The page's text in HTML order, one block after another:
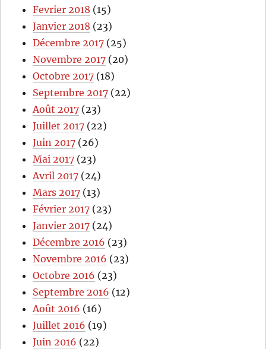
Fevrier 2018 (15)
Janvier 2018 (23)
Décembre 2017 (25)
Novembre 2017 (20)
Octobre 2017 (18)
Septembre 2017 (22)
Août 2017 (23)
Juillet 2017 (22)
Juin 2017 (26)
Mai 2017 (23)
Avril 2017 (24)
Mars 2017 (13)
Février 2017 (23)
Janvier 2017 (24)
Décembre 2016 (23)
Novembre 2016 (23)
Octobre 2016 (23)
Septembre 2016 (12)
Août 2016 (16)
Juillet 2016 (19)
Juin 2016 (22)